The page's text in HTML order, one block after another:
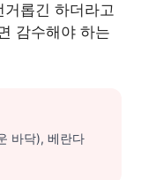
롭긴 하더라고
감수해야 하는
바닥), 베란다